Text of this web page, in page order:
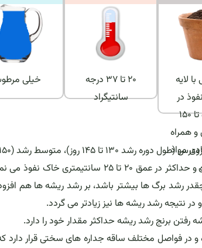
خیلی
۲۰ تا ۳۷ درجه
سانتیگراد
لایه
در
عمق ۵۰ تا ۱۵۰
و همراه
مواد
تا ۱۶۰ روز) و ارقام دیررس (۱۷۰ تا ۱۸۰ روز) می باشد.
ریشه برنج سطحی و افشان بوده و حداکثر در
رشد برگ ها بیشتر باشد، بر رشد ریشه ها هم
نتیجه رشد ریشه ها نیز زیادتر می گردد.
رفتن برنج رشد ریشه حداکثر مقدار خود را دارد.
و در فواصل مختلف ساقه جداره های سختی قرار